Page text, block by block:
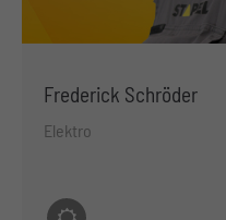
Frederick Schröder
Elektro